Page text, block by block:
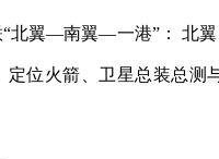
“北翼—南翼—一港”： 北
位火箭、卫星总装总